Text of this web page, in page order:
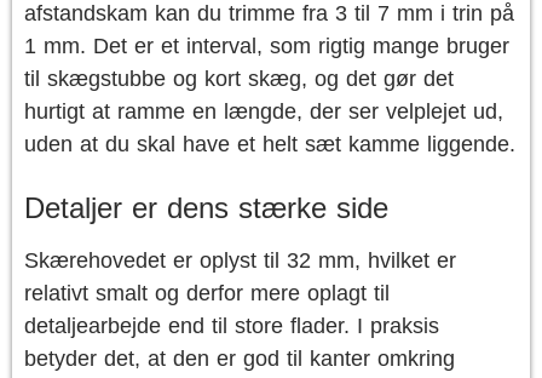
afstandskam kan du trimme fra 3 til 7 mm i trin på
1 mm. Det er et interval, som rigtig mange bruger
til skægstubbe og kort skæg, og det gør det
hurtigt at ramme en længde, der ser velplejet ud,
uden at du skal have et helt sæt kamme liggende.
Detaljer er dens stærke side
Skærehovedet er oplyst til 32 mm, hvilket er
relativt smalt og derfor mere oplagt til
detaljearbejde end til store flader. I praksis
betyder det, at den er god til kanter omkring